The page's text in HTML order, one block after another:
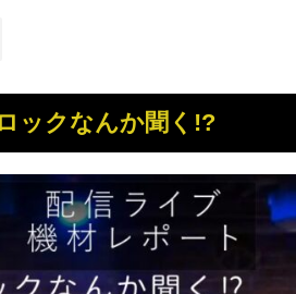
ックなんか聞く!?